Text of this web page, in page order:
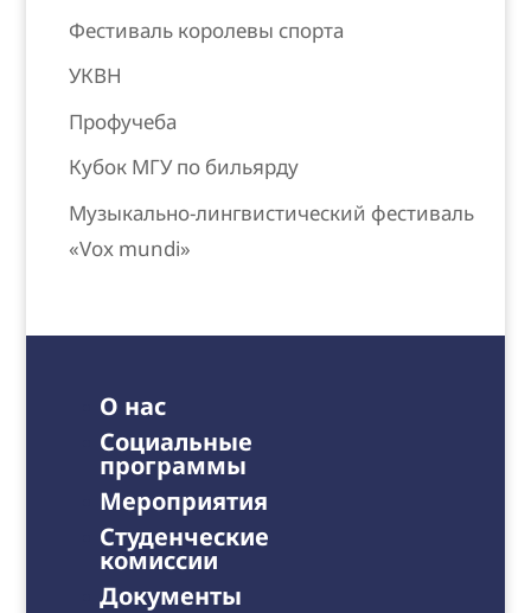
Фестиваль королевы спорта
УКВН
Профучеба
Кубок МГУ по бильярду
Музыкально-лингвистический фестиваль
«Vox mundi»
О нас
Социальные
программы
Мероприятия
Студенческие
комиссии
Документы